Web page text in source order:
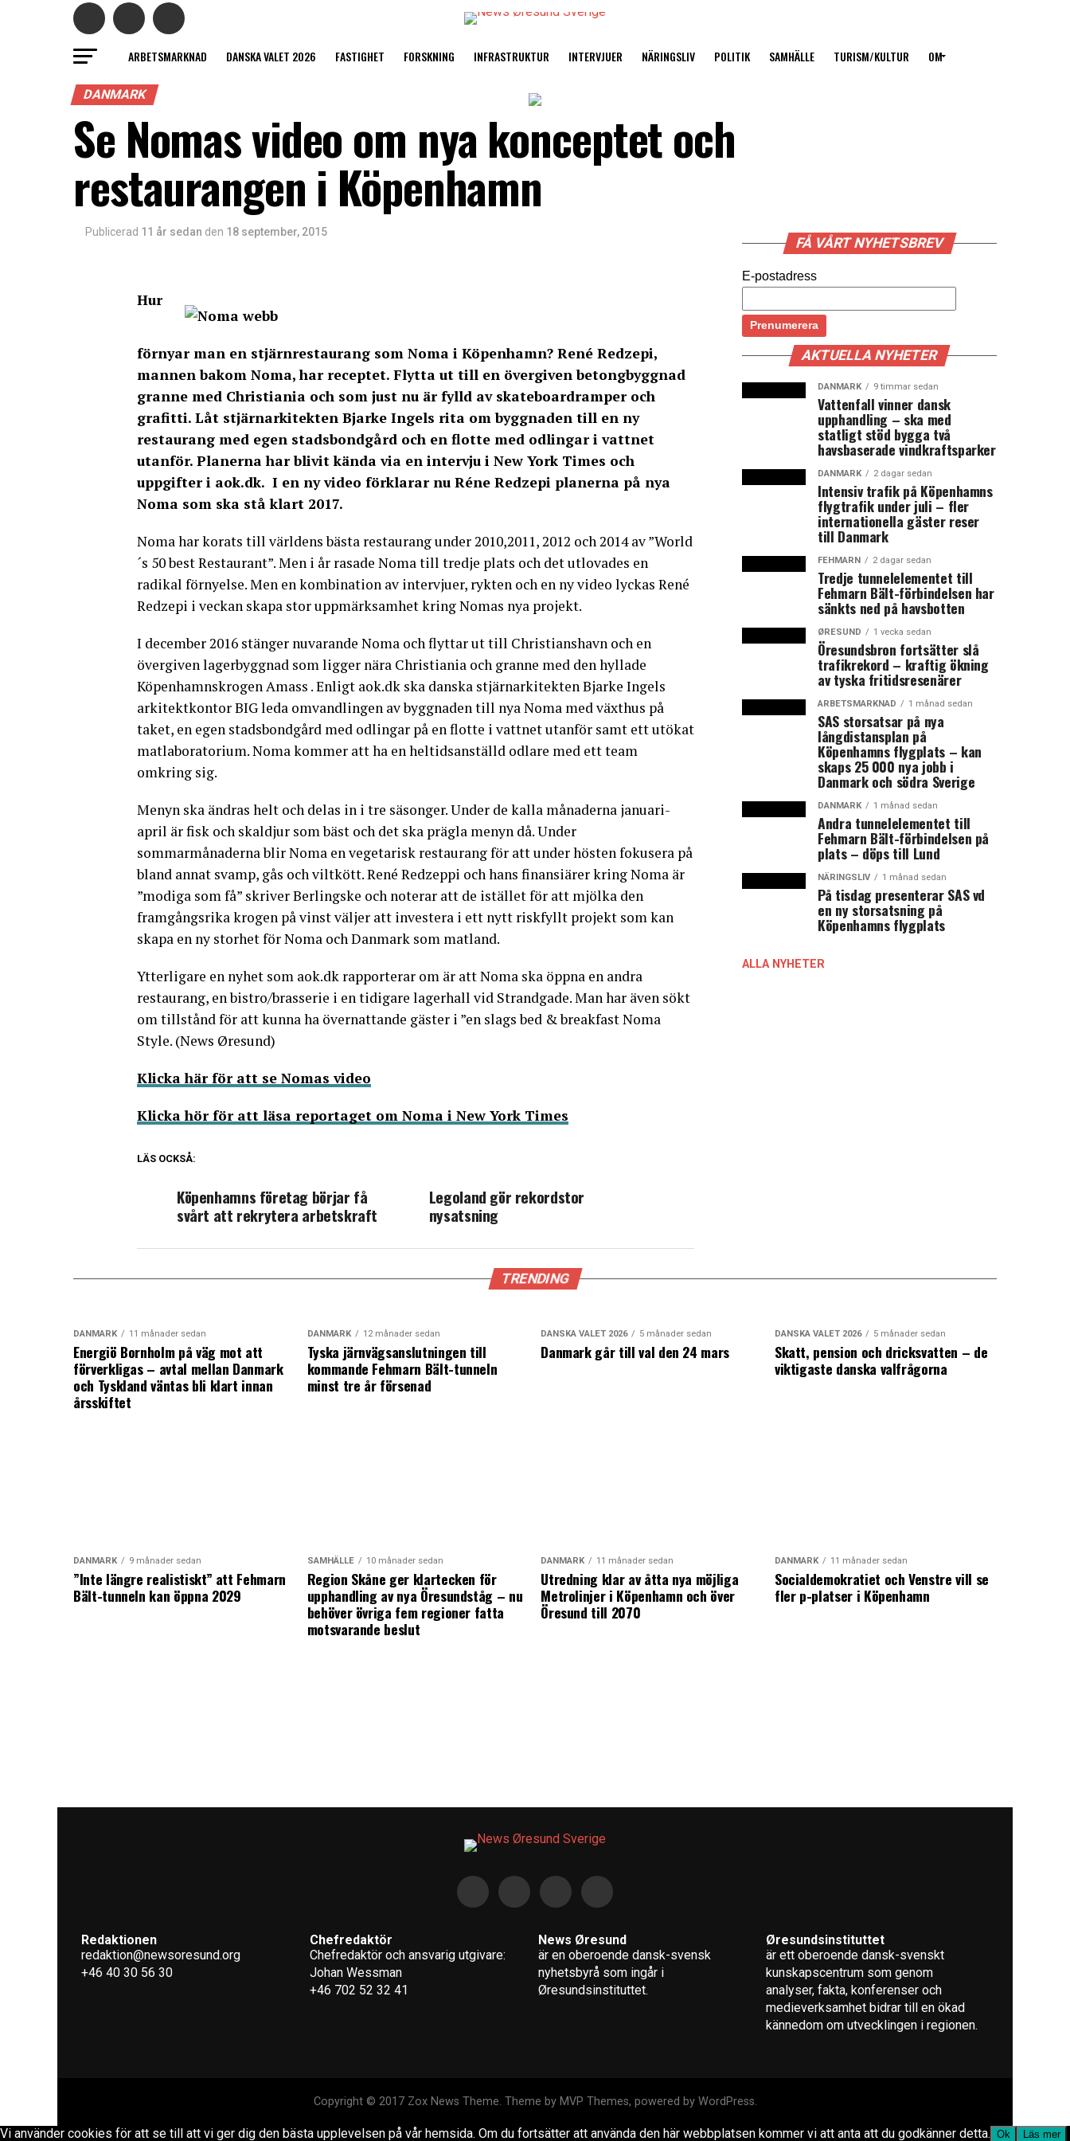
ARBETSMARKNAD DANSKA VALET 2026 FASTIGHET FORSKNING INFRASTRUKTUR INTERVJUER NÄRINGSLIV POLITIK SAMHÄLLE TURISM/KULTUR OM
DANMARK
Se Nomas video om nya konceptet och
restaurangen i Köpenhamn
Publicerad 11 år sedan den 18 september, 2015
Hur
förnyar man en stjärnrestaurang som Noma i Köpenhamn? René Redzepi,
mannen bakom Noma, har receptet. Flytta ut till en övergiven betongbyggnad
granne med Christiania och som just nu är fylld av skateboardramper och
grafitti. Låt stjärnarkitekten Bjarke Ingels rita om byggnaden till en ny
restaurang med egen stadsbondgård och en flotte med odlingar i vattnet
utanför. Planerna har blivit kända via en intervju i New York Times och
uppgifter i aok.dk. I en ny video förklarar nu Réne Redzepi planerna på nya
Noma som ska stå klart 2017.
Noma har korats till världens bästa restaurang under 2010,2011, 2012 och 2014 av ”World
´s 50 best Restaurant”. Men i år rasade Noma till tredje plats och det utlovades en
radikal förnyelse. Men en kombination av intervjuer, rykten och en ny video lyckas René
Redzepi i veckan skapa stor uppmärksamhet kring Nomas nya projekt.
I december 2016 stänger nuvarande Noma och flyttar ut till Christianshavn och en
övergiven lagerbyggnad som ligger nära Christiania och granne med den hyllade
Köpenhamnskrogen Amass . Enligt aok.dk ska danska stjärnarkitekten Bjarke Ingels
arkitektkontor BIG leda omvandlingen av byggnaden till nya Noma med växthus på
taket, en egen stadsbondgård med odlingar på en flotte i vattnet utanför samt ett utökat
matlaboratorium. Noma kommer att ha en heltidsanställd odlare med ett team
omkring sig.
Menyn ska ändras helt och delas in i tre säsonger. Under de kalla månaderna januari-
april är fisk och skaldjur som bäst och det ska prägla menyn då. Under
sommarmånaderna blir Noma en vegetarisk restaurang för att under hösten fokusera på
bland annat svamp, gås och viltkött. René Redzeppi och hans finansiärer kring Noma är
”modiga som få” skriver Berlingske och noterar att de istället för att mjölka den
framgångsrika krogen på vinst väljer att investera i ett nytt riskfyllt projekt som kan
skapa en ny storhet för Noma och Danmark som matland.
Ytterligare en nyhet som aok.dk rapporterar om är att Noma ska öppna en andra
restaurang, en bistro/brasserie i en tidigare lagerhall vid Strandgade. Man har även sökt
om tillstånd för att kunna ha övernattande gäster i ”en slags bed & breakfast Noma
Style. (News Øresund)
Klicka här för att se Nomas video
Klicka hör för att läsa reportaget om Noma i New York Times
LÄS OCKSÅ:
Legoland gör rekordstor
nysatsning
Köpenhamns företag börjar få
svårt att rekrytera arbetskraft
FÅ VÅRT NYHETSBREV
E-postadress
AKTUELLA NYHETER
DANMARK 9 timmar sedan
Vattenfall vinner dansk
upphandling – ska med
statligt stöd bygga två
havsbaserade vindkraftsparker
DANMARK 2 dagar sedan
Intensiv trafik på Köpenhamns
flygtrafik under juli – fler
internationella gäster reser
till Danmark
FEHMARN 2 dagar sedan
Tredje tunnelelementet till
Fehmarn Bält-förbindelsen har
sänkts ned på havsbotten
ØRESUND 1 vecka sedan
Öresundsbron fortsätter slå
trafikrekord – kraftig ökning
av tyska fritidsresenärer
ARBETSMARKNAD 1 månad sedan
SAS storsatsar på nya
långdistansplan på
Köpenhamns flygplats – kan
skaps 25 000 nya jobb i
Danmark och södra Sverige
DANMARK 1 månad sedan
Andra tunnelelementet till
Fehmarn Bält-förbindelsen på
plats – döps till Lund
NÄRINGSLIV 1 månad sedan
På tisdag presenterar SAS vd
en ny storsatsning på
Köpenhamns flygplats
ALLA NYHETER
TRENDING
DANMARK 11 månader sedan
Energiö Bornholm på väg mot att
förverkligas – avtal mellan Danmark
och Tyskland väntas bli klart innan
årsskiftet
DANMARK 12 månader sedan
Tyska järnvägsanslutningen till
kommande Fehmarn Bält-tunneln
minst tre år försenad
DANSKA VALET 2026 5 månader sedan
Danmark går till val den 24 mars
DANSKA VALET 2026 5 månader sedan
Skatt, pension och dricksvatten – de
viktigaste danska valfrågorna
DANMARK 9 månader sedan
”Inte längre realistiskt” att Fehmarn
Bält-tunneln kan öppna 2029
SAMHÄLLE 10 månader sedan
Region Skåne ger klartecken för
upphandling av nya Öresundståg – nu
behöver övriga fem regioner fatta
motsvarande beslut
DANMARK 11 månader sedan
Utredning klar av åtta nya möjliga
Metrolinjer i Köpenhamn och över
Öresund till 2070
DANMARK 11 månader sedan
Socialdemokratiet och Venstre vill se
fler p-platser i Köpenhamn
Redaktionen
redaktion@newsoresund.org
+46 40 30 56 30
Chefredaktör
Chefredaktör och ansvarig utgivare:
Johan Wessman
+46 702 52 32 41
News Øresund
är en oberoende dansk-svensk
nyhets­byrå som ingår i
Øresundsinstituttet.
Øresundsinstituttet
är ett oberoende dansk-svenskt
kunskapscentrum som genom
analyser, fakta, konferenser och
medieverksamhet bidrar till en ökad
kännedom om utvecklingen i regionen.
Copyright © 2017 Zox News Theme. Theme by MVP Themes, powered by WordPress.
Vi använder cookies för att se till att vi ger dig den bästa upplevelsen på vår hemsida. Om du fortsätter att använda den här webbplatsen kommer vi att anta att du godkänner detta. Ok Läs mer